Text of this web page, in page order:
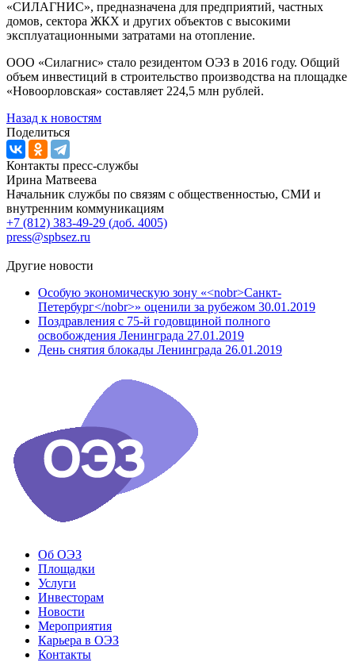
«СИЛАГНИС», предназначена для предприятий, частных
домов, сектора ЖКХ и других объектов с высокими
эксплуатационными затратами на отопление.
ООО «Силагнис» стало резидентом ОЭЗ в 2016 году. Общий
объем инвестиций в строительство производства на площадке
«Новоорловская» составляет 224,5 млн рублей.
Назад к новостям
Поделиться
Контакты пресс-службы
Ирина Матвеева
Начальник службы по связям с общественностью, СМИ и
внутренним коммуникациям
+7 (812) 383-49-29 (доб. 4005)
press@spbsez.ru
Другие новости
Особую экономическую зону «<nobr>Санкт-
Петербург</nobr>» оценили за рубежом 30.01.2019
Поздравления с 75-й годовщиной полного
освобождения Ленинграда 27.01.2019
День снятия блокады Ленинграда 26.01.2019
Об ОЭЗ
Площадки
Услуги
Инвесторам
Новости
Мероприятия
Карьера в ОЭЗ
Контакты